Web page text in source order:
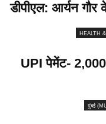
डीपीएल: आर्यन गौर
HEALTH
UPI पेमेंट-
मुंबई